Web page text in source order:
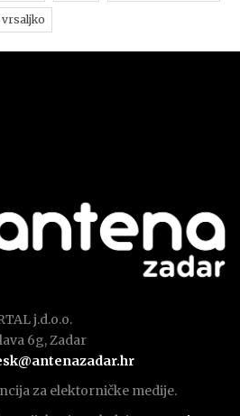
j.d.o.o.
6g, Zadar
za elektorničke medije.